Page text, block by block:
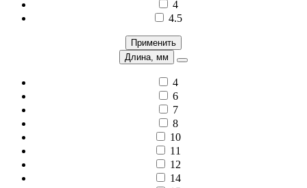
4
4.5
Применить
Длина, мм
4
6
7
8
10
11
12
14